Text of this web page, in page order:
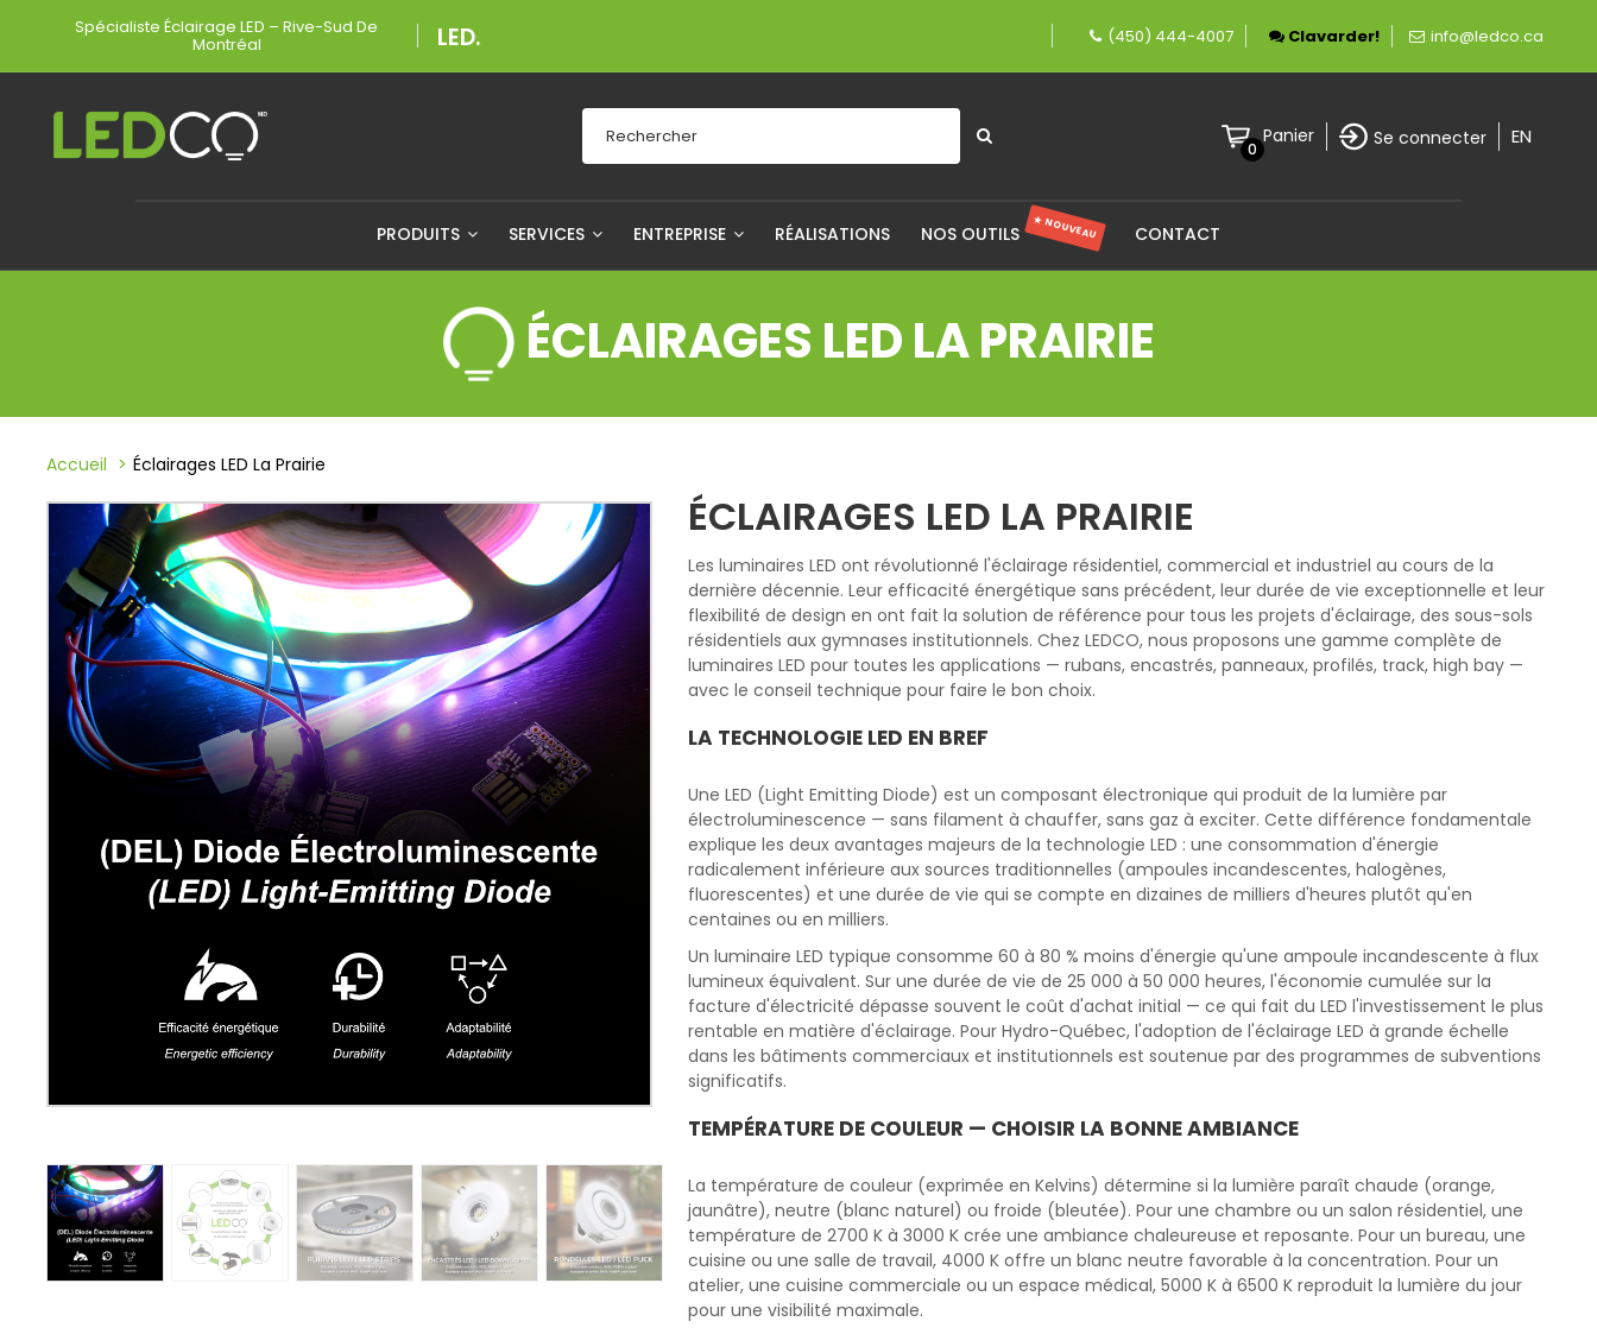
Spécialiste Éclairage LED – Rive-Sud De
Montréal Une entreprise fièrement canadienne spécialisée en éclairage
(450) 444-4007 Clavarder! info@ledco.ca
0
Panier Se connecter EN
PRODUITS SERVICES ENTREPRISE RÉALISATIONS NOS OUTILS ★ NOUVEAU CONTACT
ÉCLAIRAGES LED LA PRAIRIE
Accueil Éclairages LED La Prairie
ÉCLAIRAGES LED LA PRAIRIE
Les luminaires LED ont révolutionné l'éclairage résidentiel, commercial et industriel au cours de la
dernière décennie. Leur efficacité énergétique sans précédent, leur durée de vie exceptionnelle et leur
flexibilité de design en ont fait la solution de référence pour tous les projets d'éclairage, des sous-sols
résidentiels aux gymnases institutionnels. Chez LEDCO, nous proposons une gamme complète de
luminaires LED pour toutes les applications — rubans, encastrés, panneaux, profilés, track, high bay —
avec le conseil technique pour faire le bon choix.
LA TECHNOLOGIE LED EN BREF
Une LED (Light Emitting Diode) est un composant électronique qui produit de la lumière par
électroluminescence — sans filament à chauffer, sans gaz à exciter. Cette différence fondamentale
explique les deux avantages majeurs de la technologie LED : une consommation d'énergie
radicalement inférieure aux sources traditionnelles (ampoules incandescentes, halogènes,
fluorescentes) et une durée de vie qui se compte en dizaines de milliers d'heures plutôt qu'en
centaines ou en milliers.
Un luminaire LED typique consomme 60 à 80 % moins d'énergie qu'une ampoule incandescente à flux
lumineux équivalent. Sur une durée de vie de 25 000 à 50 000 heures, l'économie cumulée sur la
facture d'électricité dépasse souvent le coût d'achat initial — ce qui fait du LED l'investissement le plus
rentable en matière d'éclairage. Pour Hydro-Québec, l'adoption de l'éclairage LED à grande échelle
dans les bâtiments commerciaux et institutionnels est soutenue par des programmes de subventions
significatifs.
TEMPÉRATURE DE COULEUR — CHOISIR LA BONNE AMBIANCE
La température de couleur (exprimée en Kelvins) détermine si la lumière paraît chaude (orange,
jaunâtre), neutre (blanc naturel) ou froide (bleutée). Pour une chambre ou un salon résidentiel, une
température de 2700 K à 3000 K crée une ambiance chaleureuse et reposante. Pour un bureau, une
cuisine ou une salle de travail, 4000 K offre un blanc neutre favorable à la concentration. Pour un
atelier, une cuisine commerciale ou un espace médical, 5000 K à 6500 K reproduit la lumière du jour
pour une visibilité maximale.